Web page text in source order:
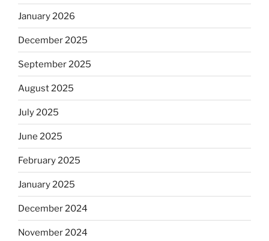
January 2026
December 2025
September 2025
August 2025
July 2025
June 2025
February 2025
January 2025
December 2024
November 2024